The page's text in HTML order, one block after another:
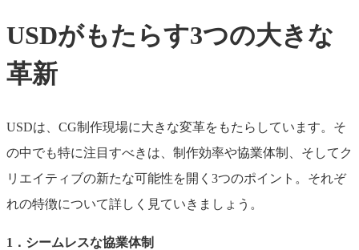
USDがもたらす3つの大きな
革新
USDは、CG制作現場に大きな変革をもたらしています。そ
の中でも特に注目すべきは、制作効率や協業体制、そしてク
リエイティブの新たな可能性を開く3つのポイント。それぞ
れの特徴について詳しく見ていきましょう。
1．シームレスな協業体制